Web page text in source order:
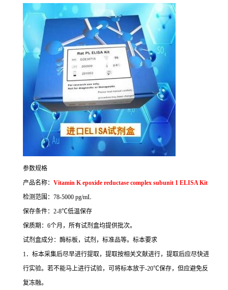
参数规格
产品名称： Vitamin K epoxide reductase complex subunit 1 ELISA Kit
检测范围： 78-5000 pg/mL
保存条件： 2-8℃低温保存
保质期： 6个月，所有试剂盒均提供批次。
试剂盒成分：酶标板，试剂，标准品等。 标本要求
1．标本采集后尽早进行提取，提取按相关文献进行，提取后应尽快进
行实验。若不能马上进行试验，可将标本放于-20℃保存，但应避免反
复冻融。